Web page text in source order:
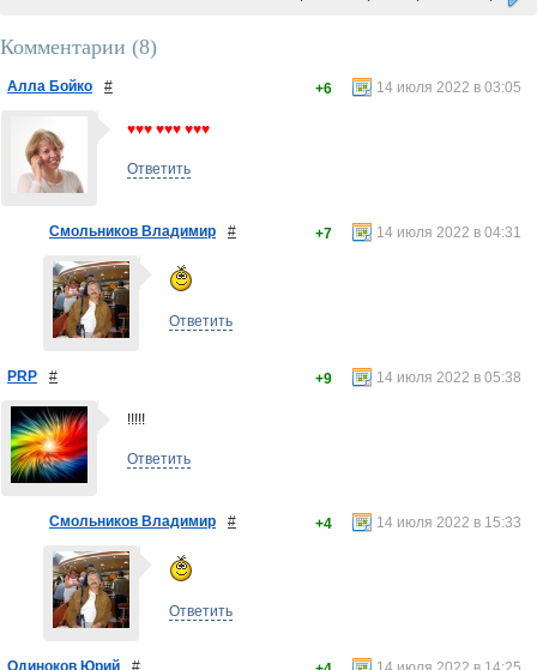
Комментарии (8)
Алла Бойко # 14 июля 2022 в 03:05
+6
♥♥♥ ♥♥♥ ♥♥♥
Ответить
Смольников Владимир # 14 июля 2022 в 04:31
+7
Ответить
PRP # 14 июля 2022 в 05:38
+9
!!!!!
Ответить
Смольников Владимир # 14 июля 2022 в 15:33
+4
Ответить
Одиноков Юрий #